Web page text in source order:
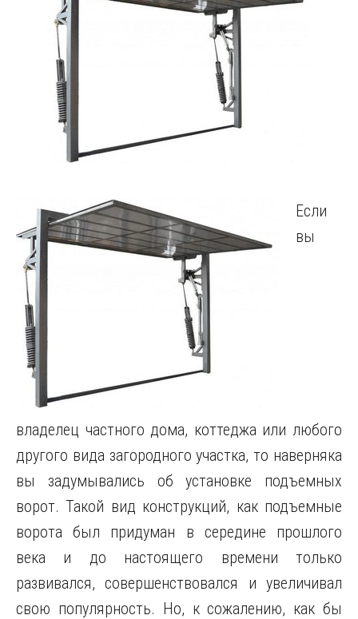
Если
вы
владелец частного дома, коттеджа или любого
другого вида загородного участка, то наверняка
вы задумывались об установке подъемных
ворот. Такой вид конструкций, как подъемные
ворота был придуман в середине прошлого
века и до настоящего времени только
развивался, совершенствовался и увеличивал
свою популярность. Но, к сожалению, как бы